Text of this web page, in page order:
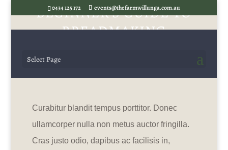
0434 125 172 events@thefarmwillunga.com.au
Select Page
BEGINNER’S GUIDE TO
BREADMAKING
by
Curabitur blandit tempus porttitor. Donec
ullamcorper nulla non metus auctor fringilla.
Cras justo odio, dapibus ac facilisis in,